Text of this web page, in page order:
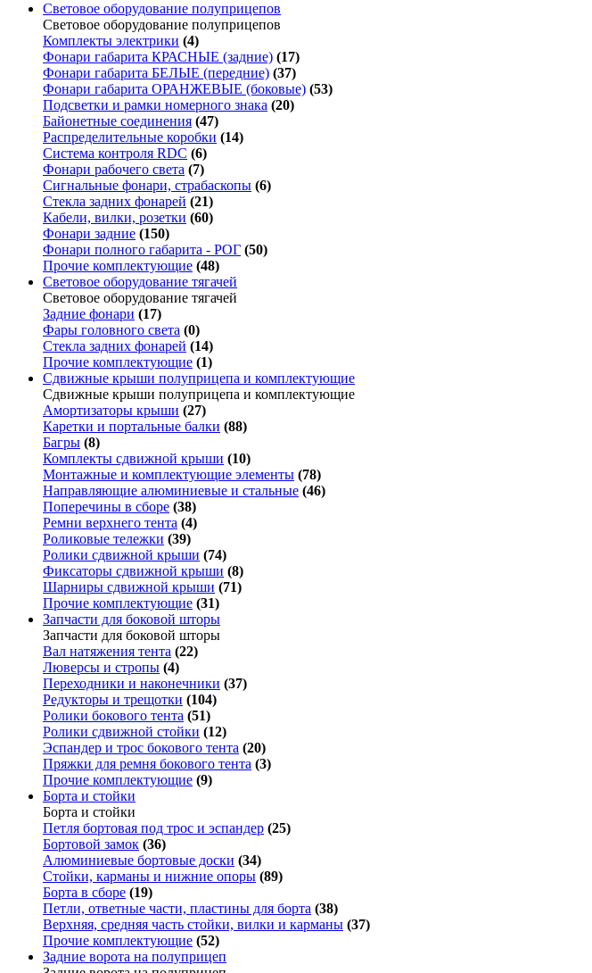
Световое оборудование полуприцепов
Световое оборудование полуприцепов
Комплекты электрики (4)
Фонари габарита КРАСНЫЕ (задние) (17)
Фонари габарита БЕЛЫЕ (передние) (37)
Фонари габарита ОРАНЖЕВЫЕ (боковые) (53)
Подсветки и рамки номерного знака (20)
Байонетные соединения (47)
Распределительные коробки (14)
Система контроля RDC (6)
Фонари рабочего света (7)
Сигнальные фонари, страбаскопы (6)
Стекла задних фонарей (21)
Кабели, вилки, розетки (60)
Фонари задние (150)
Фонари полного габарита - РОГ (50)
Прочие комплектующие (48)
Световое оборудование тягачей
Световое оборудование тягачей
Задние фонари (17)
Фары головного света (0)
Стекла задних фонарей (14)
Прочие комплектующие (1)
Сдвижные крыши полуприцепа и комплектующие
Сдвижные крыши полуприцепа и комплектующие
Амортизаторы крыши (27)
Каретки и портальные балки (88)
Багры (8)
Комплекты сдвижной крыши (10)
Монтажные и комплектующие элементы (78)
Направляющие алюминиевые и стальные (46)
Поперечины в сборе (38)
Ремни верхнего тента (4)
Роликовые тележки (39)
Ролики сдвижной крыши (74)
Фиксаторы сдвижной крыши (8)
Шарниры сдвижной крыши (71)
Прочие комплектующие (31)
Запчасти для боковой шторы
Запчасти для боковой шторы
Вал натяжения тента (22)
Люверсы и стропы (4)
Переходники и наконечники (37)
Редукторы и трещотки (104)
Ролики бокового тента (51)
Ролики сдвижной стойки (12)
Эспандер и трос бокового тента (20)
Пряжки для ремня бокового тента (3)
Прочие комплектующие (9)
Борта и стойки
Борта и стойки
Петля бортовая под трос и эспандер (25)
Бортовой замок (36)
Алюминиевые бортовые доски (34)
Стойки, карманы и нижние опоры (89)
Борта в сборе (19)
Петли, ответные части, пластины для борта (38)
Верхняя, средняя часть стойки, вилки и карманы (37)
Прочие комплектующие (52)
Задние ворота на полуприцеп